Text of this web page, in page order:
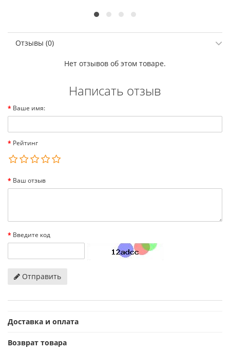
Отзывы (0)
Нет отзывов об этом товаре.
Написать отзыв
Ваше имя:
Рейтинг
Ваш отзыв
Введите код
Отправить
Доставка и оплата
Возврат товара